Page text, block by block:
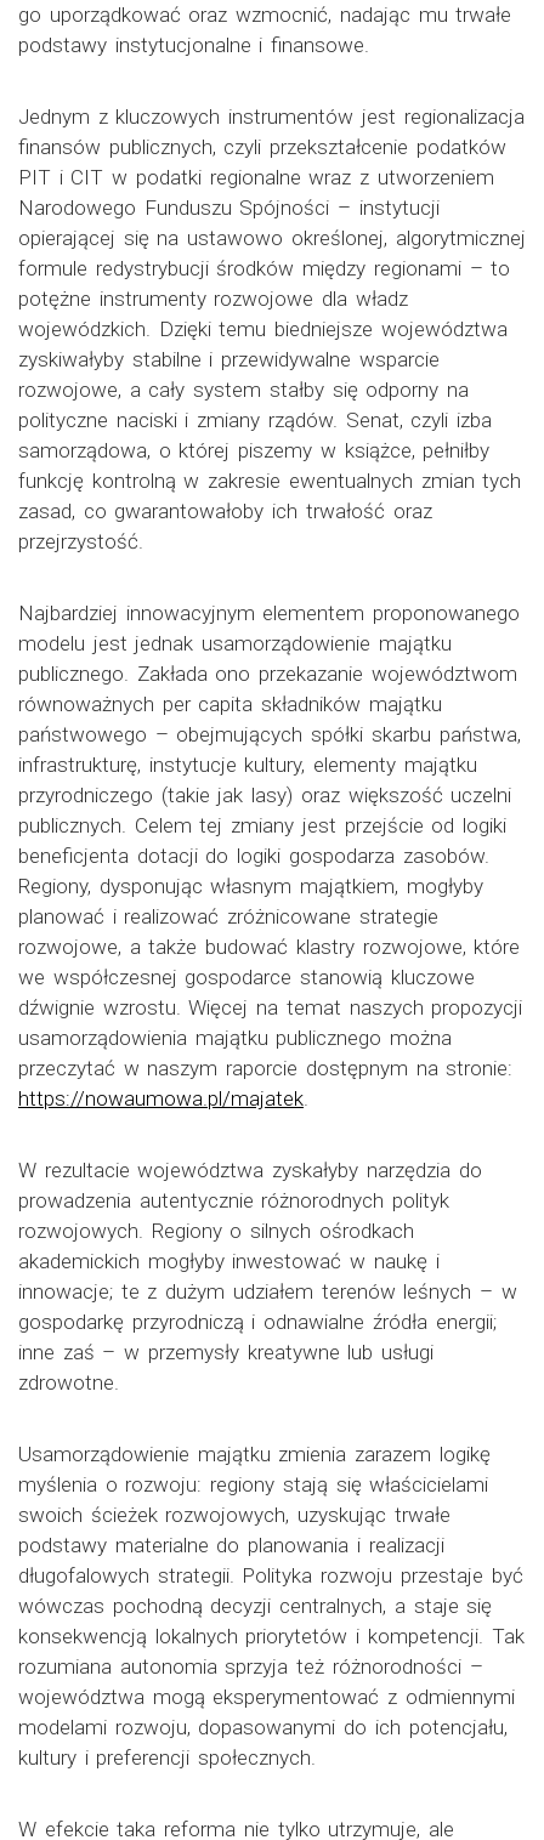
go uporządkować oraz wzmocnić, nadając mu trwałe
podstawy instytucjonalne i finansowe.
Jednym z kluczowych instrumentów jest regionalizacja
finansów publicznych, czyli przekształcenie podatków
PIT i CIT w podatki regionalne wraz z utworzeniem
Narodowego Funduszu Spójności – instytucji
opierającej się na ustawowo określonej, algorytmicznej
formule redystrybucji środków między regionami – to
potężne instrumenty rozwojowe dla władz
wojewódzkich. Dzięki temu biedniejsze województwa
zyskiwałyby stabilne i przewidywalne wsparcie
rozwojowe, a cały system stałby się odporny na
polityczne naciski i zmiany rządów. Senat, czyli izba
samorządowa, o której piszemy w książce, pełniłby
funkcję kontrolną w zakresie ewentualnych zmian tych
zasad, co gwarantowałoby ich trwałość oraz
przejrzystość.
Najbardziej innowacyjnym elementem proponowanego
modelu jest jednak usamorządowienie majątku
publicznego. Zakłada ono przekazanie województwom
równoważnych per capita składników majątku
państwowego – obejmujących spółki skarbu państwa,
infrastrukturę, instytucje kultury, elementy majątku
przyrodniczego (takie jak lasy) oraz większość uczelni
publicznych. Celem tej zmiany jest przejście od logiki
beneficjenta dotacji do logiki gospodarza zasobów.
Regiony, dysponując własnym majątkiem, mogłyby
planować i realizować zróżnicowane strategie
rozwojowe, a także budować klastry rozwojowe, które
we współczesnej gospodarce stanowią kluczowe
dźwignie wzrostu. Więcej na temat naszych propozycji
usamorządowienia majątku publicznego można
przeczytać w naszym raporcie dostępnym na stronie:
https://nowaumowa.pl/majatek
W rezultacie województwa zyskałyby narzędzia do
prowadzenia autentycznie różnorodnych polityk
rozwojowych. Regiony o silnych ośrodkach
akademickich mogłyby inwestować w naukę i
innowacje; te z dużym udziałem terenów leśnych – w
gospodarkę przyrodniczą i odnawialne źródła energii;
inne zaś – w przemysły kreatywne lub usługi
zdrowotne.
Usamorządowienie majątku zmienia zarazem logikę
myślenia o rozwoju: regiony stają się właścicielami
swoich ścieżek rozwojowych, uzyskując trwałe
podstawy materialne do planowania i realizacji
długofalowych strategii. Polityka rozwoju przestaje być
wówczas pochodną decyzji centralnych, a staje się
konsekwencją lokalnych priorytetów i kompetencji. Tak
rozumiana autonomia sprzyja też różnorodności –
województwa mogą eksperymentować z odmiennymi
modelami rozwoju, dopasowanymi do ich potencjału,
kultury i preferencji społecznych.
W efekcie taka reforma nie tylko utrzymuje, ale